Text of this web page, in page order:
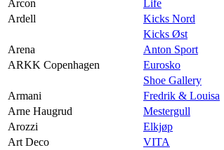
Arcon
Life
Ardell
Kicks Nord
Kicks Øst
Arena
Anton Sport
ARKK Copenhagen
Eurosko
Shoe Gallery
Armani
Fredrik & Louisa
Arne Haugrud
Mestergull
Arozzi
Elkjøp
Art Deco
VITA